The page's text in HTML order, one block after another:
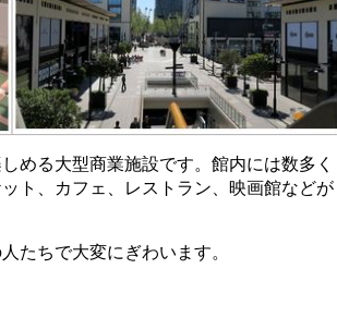
める大型商業施設です。館内には数多く
ト、カフェ、レストラン、映画館などが
たちで大変にぎわいます。